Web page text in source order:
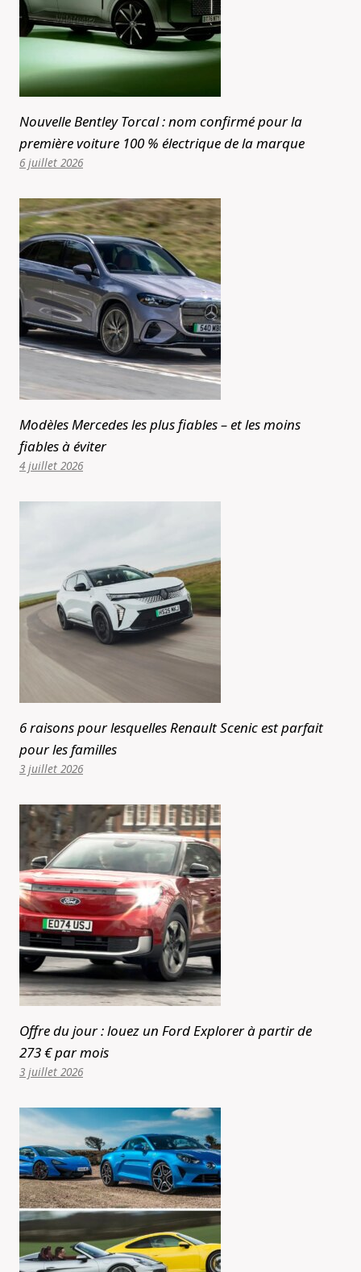
Nouvelle Bentley Torcal : nom confirmé pour la
première voiture 100 % électrique de la marque
6 juillet 2026
Modèles Mercedes les plus fiables – et les moins
fiables à éviter
4 juillet 2026
6 raisons pour lesquelles Renault Scenic est parfait
pour les familles
3 juillet 2026
Offre du jour : louez un Ford Explorer à partir de
273 € par mois
3 juillet 2026